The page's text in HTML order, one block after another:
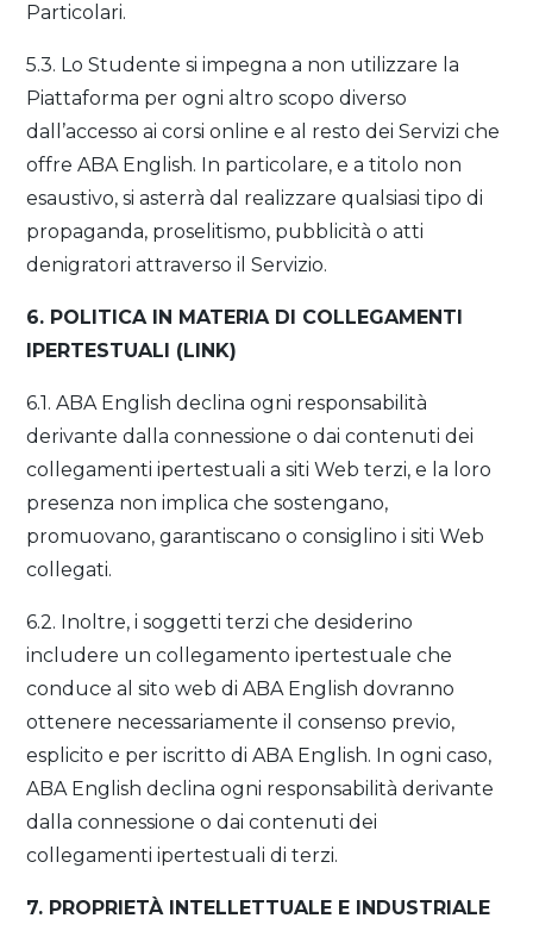
Particolari.
5.3. Lo Studente si impegna a non utilizzare la
Piattaforma per ogni altro scopo diverso
dall’accesso ai corsi online e al resto dei Servizi che
offre ABA English. In particolare, e a titolo non
esaustivo, si asterrà dal realizzare qualsiasi tipo di
propaganda, proselitismo, pubblicità o atti
denigratori attraverso il Servizio.
6. POLITICA IN MATERIA DI COLLEGAMENTI
IPERTESTUALI (LINK)
6.1. ABA English declina ogni responsabilità
derivante dalla connessione o dai contenuti dei
collegamenti ipertestuali a siti Web terzi, e la loro
presenza non implica che sostengano,
promuovano, garantiscano o consiglino i siti Web
collegati.
6.2. Inoltre, i soggetti terzi che desiderino
includere un collegamento ipertestuale che
conduce al sito web di ABA English dovranno
ottenere necessariamente il consenso previo,
esplicito e per iscritto di ABA English. In ogni caso,
ABA English declina ogni responsabilità derivante
dalla connessione o dai contenuti dei
collegamenti ipertestuali di terzi.
7. PROPRIETÀ INTELLETTUALE E INDUSTRIALE